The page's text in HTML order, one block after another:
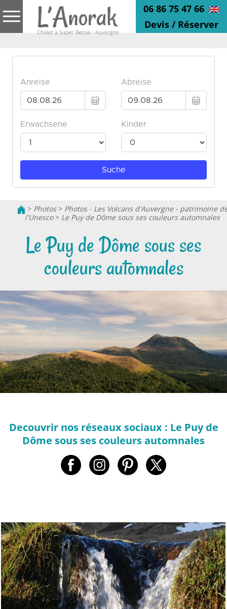
06 86 75 47 66
Devis / Réserver
> Photos> Photos - Les Volcans d'Auvergne - patrimoine
l'Unesco> Le Puy de Dôme sous ses couleurs automnales
Le Puy de Dôme sous ses
couleurs automnales
Decouvrir nos réseaux sociaux : Le Puy de
Dôme sous ses couleurs automnales